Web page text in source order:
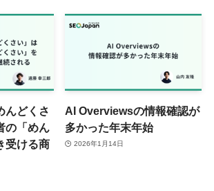
んどくさ
の「めん
受ける商
AI Overviewsの情報確認が
多かった年末年始
2026年1月14日